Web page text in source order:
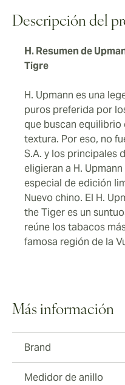
satisfactoria que vuelve
como uno de los
Descripción del
H. Resumen de
Tigre
H. Upmann es una
puros preferida por
que buscan equilibrio
textura. Por eso, no
S.A. y los principales
eligieran a H.
especial de edición
Nuevo chino. El H.
the Tiger es un
reúne los tabacos
famosa región de la
Más información
Brand
Medidor de anillo